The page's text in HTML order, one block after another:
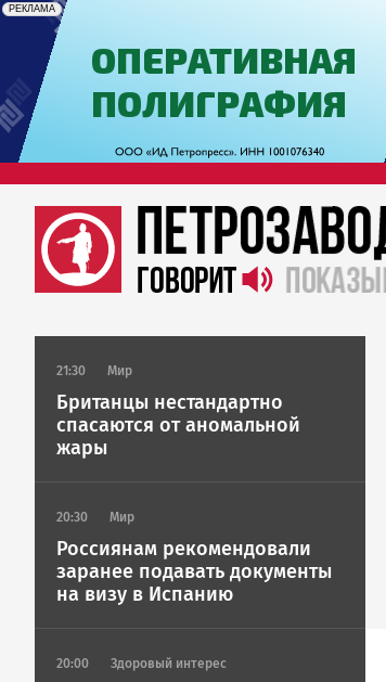
erid: 2SDnjdrAfb3
РЕКЛАМА
Реклама
21:30 Мир
Британцы нестандартно
спасаются от аномальной
жары
20:30 Мир
Россиянам рекомендовали
заранее подавать документы
на визу в Испанию
20:00 Здоровый интерес